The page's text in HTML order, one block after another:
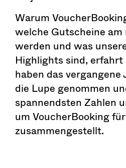
Warum
welche Gutscheine
werden und was
Highlights sind, erfahrt
haben das
die Lupe genommen
spannendsten Zahlen
um VoucherBooking
zusammengestellt.